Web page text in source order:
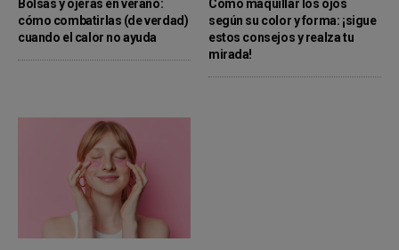
Bolsas y ojeras en verano:
cómo combatirlas (de verdad)
cuando el calor no ayuda
Cómo maquillar los ojos
según su color y forma: ¡sigue
estos consejos y realza tu
mirada!